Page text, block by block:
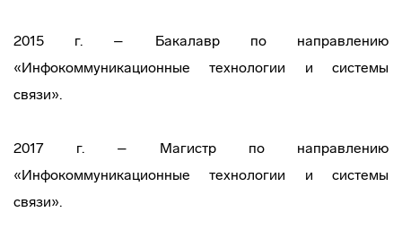
2015 г. – Бакалавр по направлению
«Инфокоммуникационные технологии и системы
связи».
2017 г. – Магистр по направлению
«Инфокоммуникационные технологии и системы
связи».